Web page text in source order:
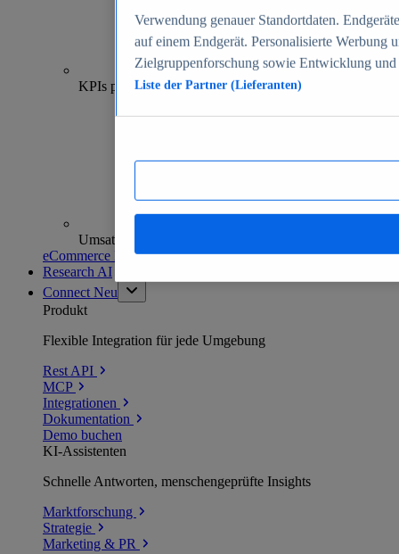
70+
KPIs pro Shop
Umsatzanalysen und -prognosen
eCommerce Insights entdecken
Research AI
Connect Neu
Produkt
Flexible Integration für jede Umgebung
Rest API
MCP
Integrationen
Dokumentation
Demo buchen
KI-Assistenten
Schnelle Antworten, menschengeprüfte Insights
Marktforschung
Strategie
Marketing & PR
Verwendung genauer Standortdaten.
auf einem Endgerät. Personalisierte Werbung
Zielgruppenforschung sowie Entwicklung
Liste der Partner (Lieferanten)